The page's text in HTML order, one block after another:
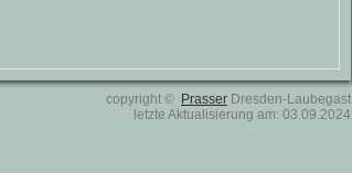
copyright © Prasser Dresden-Laubegast
letzte Aktualisierung am: 03.09.2024